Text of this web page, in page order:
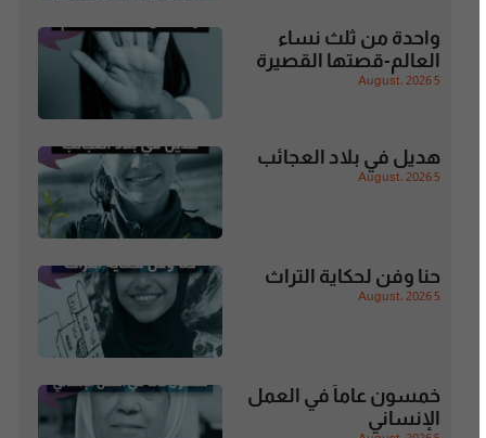
واحدة من ثلث نساء
العالم-قصتها القصيرة
هديل في بلاد العجائب
حنا وفن لحكاية التراث
خمسون عاماً في العمل
الإنساني